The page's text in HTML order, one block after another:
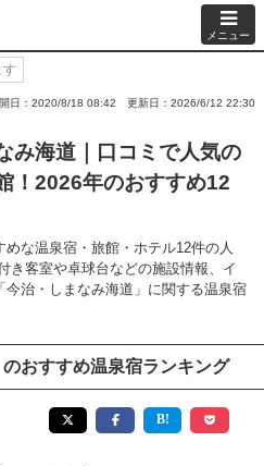
メニュー
日：2020/8/18 08:42 更新日：2026/6/12 22:30
み海道｜口コミで人気の
！2026年のおすすめ12
めな温泉宿・旅館・ホテル12件の人
き客室や卓球台などの施設情報、イ
治・しまなみ海道」に関する温泉宿
のおすすめ温泉宿ランキング